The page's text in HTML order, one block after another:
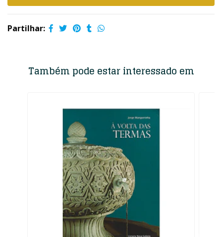
Partilhar:
Também pode estar interessado em